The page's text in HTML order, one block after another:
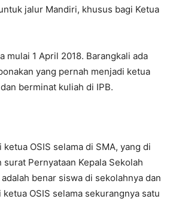
jalur Mandiri, khusus bagi Ketua
mulai 1 April 2018. Barangkali ada
yang pernah menjadi ketua
berminat kuliah di IPB.
OSIS selama di SMA, yang di
surat Pernyataan Kepala Sekolah
benar siswa di sekolahnya dan
OSIS selama sekurangnya satu